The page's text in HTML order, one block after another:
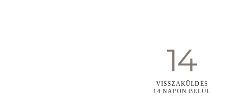
VISSZAKÜLDÉS
14 NAPON BELÜL